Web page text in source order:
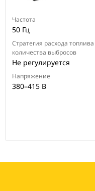
Частота
50 Гц
Стратегия расхода
количества выбросов
Не регулируется
Напряжение
380–415 В